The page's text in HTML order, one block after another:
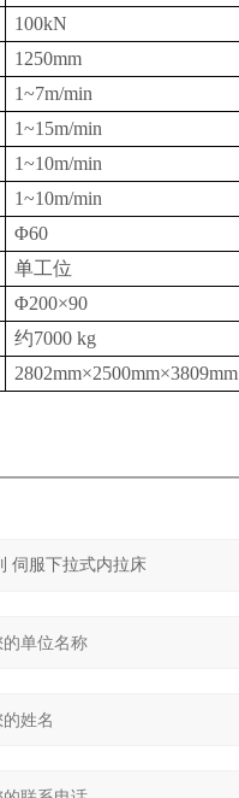
100kN
1250mm
1~7m/min
1~15m/min
1~10m/min
1~10m/min
Φ60
单工位
Φ200×90
约7000 kg
2802mm×2500mm×3809mm